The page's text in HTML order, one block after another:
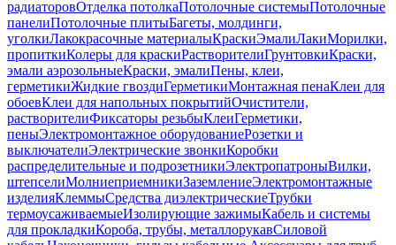
радиаторовОтделка потолкаПотолочные системыПотолочные
панелиПотолочные плитыБагеты, молдинги,
уголкиЛакокрасочные материалыКраскиЭмалиЛакиМорилки,
пропиткиКолеры для краскиРастворителиГрунтовкиКраски,
эмали аэрозольныеКраски, эмалиПены, клеи,
герметикиЖидкие гвоздиГерметикиМонтажная пенаКлеи для
обоевКлеи для напольных покрытийОчистители,
растворителиФиксаторы резьбыКлеиГерметики,
пеныЭлектромонтажное оборудованиеРозетки и
выключателиЭлектрические звонкиКоробки
распределительные и подрозетникиЭлектропатроныВилки,
штепселиМолниеприемникиЗаземлениеЭлектромонтажные
изделияКлеммыСредства диэлектрическиеТрубки
термоусаживаемыеИзолирующие зажимыКабель и системы
для прокладкиКороба, трубы, металлорукавСиловой